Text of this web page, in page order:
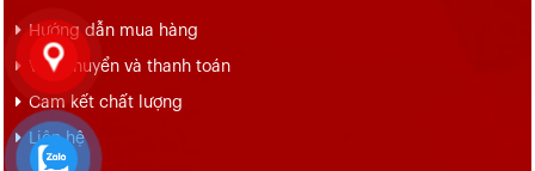
Hướng dẫn mua hàng
Vận chuyển và thanh toán
Cam kết chất lượng
Liên hệ